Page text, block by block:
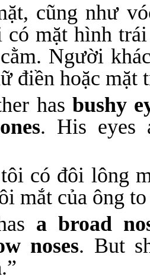
cũng như
mặt hình
Người
điền hoặc mặt
has bushy
. His eyes
có đôi lông
mắt của ông
a broad
noses. But
.”